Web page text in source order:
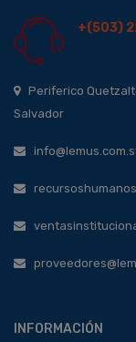
+(503)
Periferico
Salvador
INFORMACIÓN